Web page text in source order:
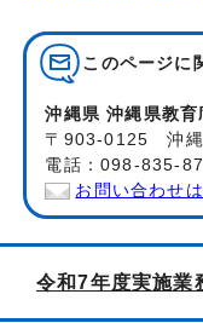
このページに
沖縄県 沖縄県教
〒903-0125 沖縄
電話：098-835-
お問い合わせ
令和7年度実施業